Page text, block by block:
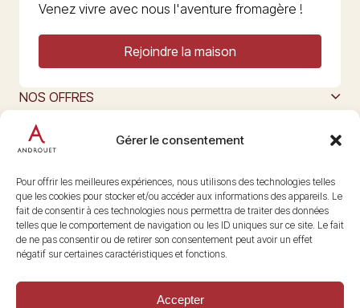
Gérer le consentement
Pour offrir les meilleures expériences, nous utilisons des technologies telles
que les cookies pour stocker et/ou accéder aux informations des appareils. Le
fait de consentir à ces technologies nous permettra de traiter des données
telles que le comportement de navigation ou les ID uniques sur ce site. Le fait
de ne pas consentir ou de retirer son consentement peut avoir un effet
négatif sur certaines caractéristiques et fonctions.
Accepter
Venez vivre avec nous l'aventure fromagère !
Rejoindre la maison
NOS OFFRES
L’ART DU FROMAGE
Nous suivre
@maisonandrouet
Copyright © 2026 Androuet
Site parMake the Grade